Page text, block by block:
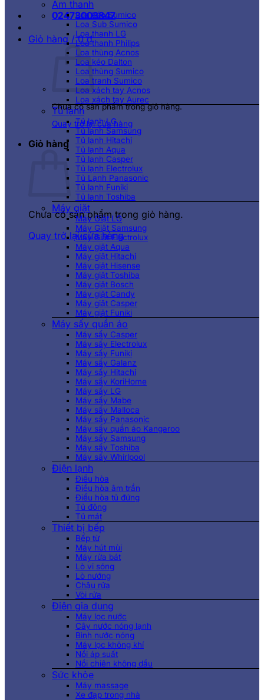
02473003847
Giỏ hàng /0₫
Chưa có sản phẩm trong giỏ hàng.
Quay trở lại cửa hàng
Giỏ hàng
Chưa có sản phẩm trong giỏ hàng.
Quay trở lại cửa hàng
Âm thanh
Loa kéo Sumico
Loa Sub Sumico
Loa thanh LG
Loa thanh Philips
Loa thùng Acnos
Loa kéo Dalton
Loa thùng Sumico
Loa tranh Sumico
Loa xách tay Acnos
Loa xách tay Aurec
Tủ lạnh
Tủ lạnh LG
Tủ lạnh Samsung
Tủ lạnh Hitachi
Tủ lạnh Aqua
Tủ lạnh Casper
Tủ lạnh Electrolux
Tủ Lạnh Panasonic
Tủ lạnh Funiki
Tủ lạnh Toshiba
Máy giặt
Máy Giặt LG
Máy Giặt Samsung
Máy Giặt Electrolux
Máy giặt Aqua
Máy giặt Hitachi
Máy giặt Hisense
Máy giặt Toshiba
Máy giặt Bosch
Máy giặt Candy
Máy giặt Casper
Máy giặt Funiki
Máy sấy quần áo
Máy sấy Casper
Máy sấy Electrolux
Máy sấy Funiki
Máy sấy Galanz
Máy sấy Hitachi
Máy sấy KoriHome
Máy sấy LG
Máy sấy Mabe
Máy sấy Malloca
Máy sấy Panasonic
Máy sấy quần áo Kangaroo
Máy sấy Samsung
Máy sấy Toshiba
Máy sấy Whirlpool
Điện lạnh
Điều hòa
Điều hòa âm trần
Điều hòa tủ đứng
Tủ đông
Tủ mát
Thiết bị bếp
Bếp từ
Máy hút mùi
Máy rửa bát
Lò vi sóng
Lò nướng
Chậu rửa
Vòi rửa
Điện gia dụng
Máy lọc nước
Cây nước nóng lạnh
Bình nước nóng
Máy lọc không khí
Nồi áp suất
Nồi chiên không dầu
Sức khỏe
Máy massage
Xe đạp trong nhà